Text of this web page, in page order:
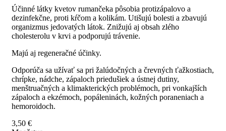
Účinné látky kvetov rumančeka pôsobia protizápalovo a
dezinfekčne, proti kŕčom a kolikám. Utišujú bolesti a zbavujú
organizmus jedovatých látok. Znižujú aj obsah zlého
cholesterolu v krvi a podporujú trávenie.
Majú aj regeneračné účinky.
Odporúča sa užívať sa pri žalúdočných a črevných ťažkostiach,
chrípke, nádche, zápaloch priedušiek a ústnej dutiny,
menštruačných a klimakterických problémoch, pri vonkajších
zápaloch a ekzémoch, popáleninách, kožných poraneniach a
hemoroidoch.
3,50 €